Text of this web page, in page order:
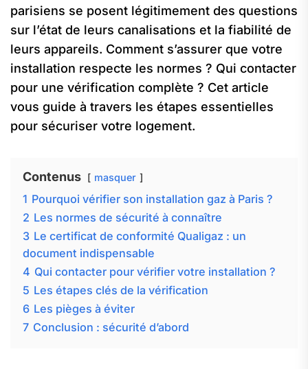
parisiens se posent légitimement des questions
sur l’état de leurs canalisations et la fiabilité de
leurs appareils. Comment s’assurer que votre
installation respecte les normes ? Qui contacter
pour une vérification complète ? Cet article
vous guide à travers les étapes essentielles
pour sécuriser votre logement.
Contenus masquer
1 Pourquoi vérifier son installation gaz à Paris ?
2 Les normes de sécurité à connaître
3 Le certificat de conformité Qualigaz : un
document indispensable
4 Qui contacter pour vérifier votre installation ?
5 Les étapes clés de la vérification
6 Les pièges à éviter
7 Conclusion : sécurité d’abord